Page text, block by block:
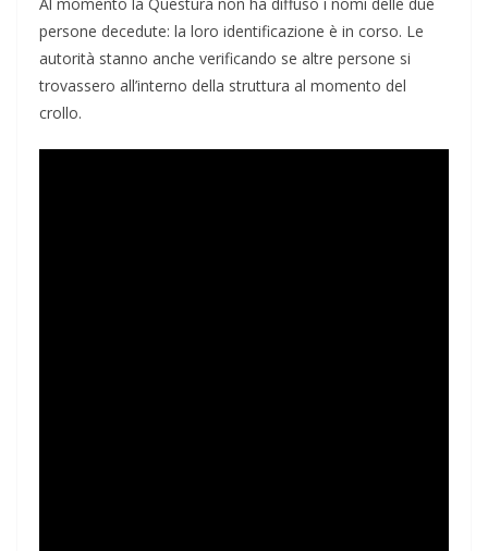
Al momento la Questura non ha diffuso i nomi delle due
persone decedute: la loro identificazione è in corso. Le
autorità stanno anche verificando se altre persone si
trovassero all’interno della struttura al momento del
crollo.